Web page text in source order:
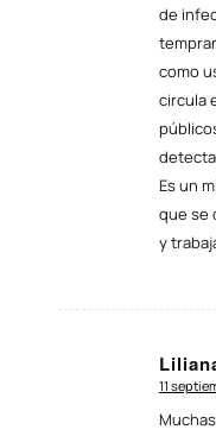
de
como
circula
Es un
que se
y
Dice:
11